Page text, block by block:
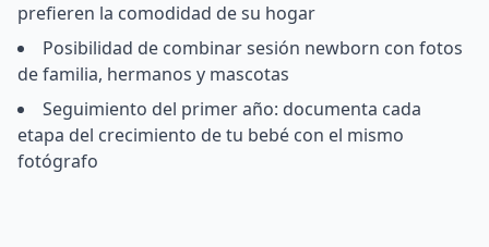
prefieren la comodidad de su hogar
Posibilidad de combinar sesión newborn con fotos
de familia, hermanos y mascotas
Seguimiento del primer año: documenta cada
etapa del crecimiento de tu bebé con el mismo
fotógrafo